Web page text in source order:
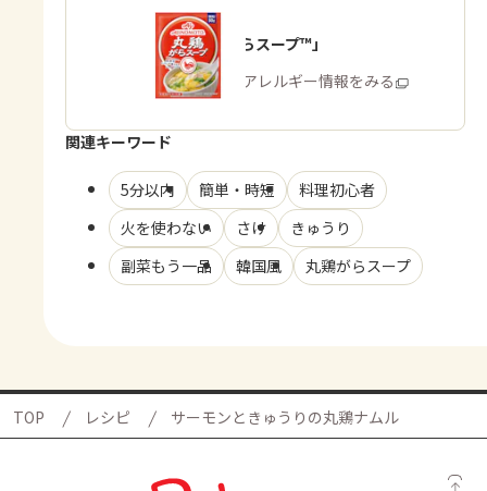
「丸鶏がらスープ™」
商品・アレルギー情報をみる
関連キーワード
5分以内 簡単・時短
料理初心者
火を使わない
さけ
きゅうり
副菜もう一品
韓国風 丸鶏がらスープ
TOP レシピ サーモンときゅうりの丸鶏ナムル